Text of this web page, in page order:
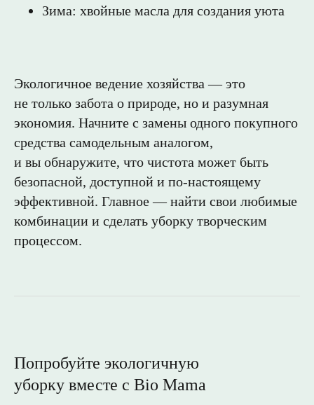
Зима: хвойные масла для создания уюта
Экологичное ведение хозяйства — это
не только забота о природе, но и разумная
экономия. Начните с замены одного покупного
средства самодельным аналогом,
и вы обнаружите, что чистота может быть
безопасной, доступной и по-настоящему
эффективной. Главное — найти свои любимые
комбинации и сделать уборку творческим
процессом.
Попробуйте экологичную
уборку вместе с Bio Mama